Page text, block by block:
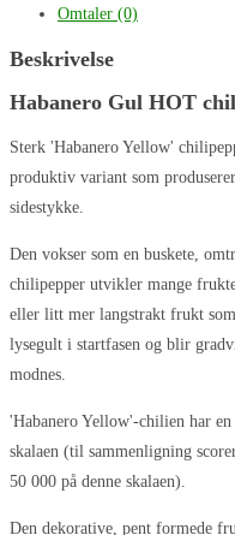
Omtaler (0)
Beskrivelse
Habanero Gul HOT
Sterk 'Habanero Yellow'
produktiv variant som
sidestykke.
Den vokser som en buskete,
chilipepper utvikler mange
eller litt mer langstrakt frukt
lysegult i startfasen og blir
modnes.
'Habanero Yellow'-chilien har
skalaen (til sammenligning
50 000 på denne skalaen).
Den dekorative, pent formede